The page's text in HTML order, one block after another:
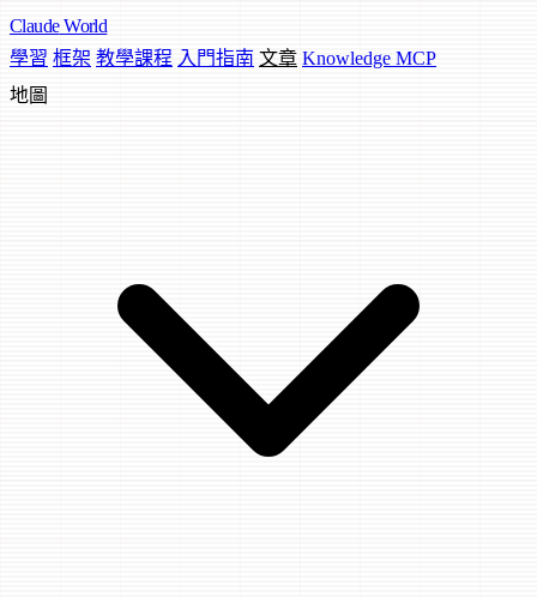
Claude World
學習 框架 教學課程 入門指南 文章 Knowledge MCP
地圖